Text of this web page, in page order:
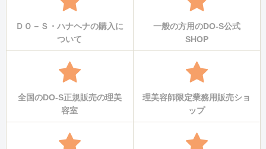
ＤＯ－Ｓ・ハナヘナの購入に
ついて
一般の方用のDO-S公式
SHOP
全国のDO-S正規販売の理美
容室
理美容師限定業務用販売ショ
ップ